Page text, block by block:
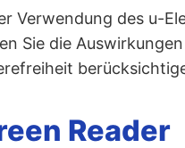
Verwendung des u-
Sie die
Reader